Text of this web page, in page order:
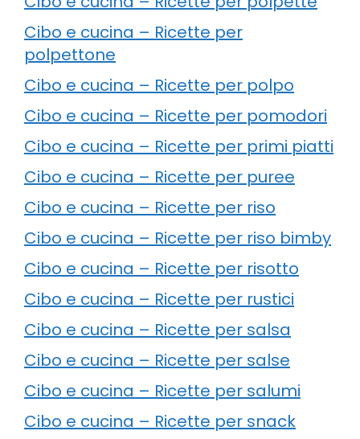
Cibo e cucina – Ricette per
polpettone
Cibo e cucina – Ricette per polpo
Cibo e cucina – Ricette per pomodori
Cibo e cucina – Ricette per primi piatti
Cibo e cucina – Ricette per puree
Cibo e cucina – Ricette per riso
Cibo e cucina – Ricette per riso bimby
Cibo e cucina – Ricette per risotto
Cibo e cucina – Ricette per rustici
Cibo e cucina – Ricette per salsa
Cibo e cucina – Ricette per salse
Cibo e cucina – Ricette per salumi
Cibo e cucina – Ricette per snack